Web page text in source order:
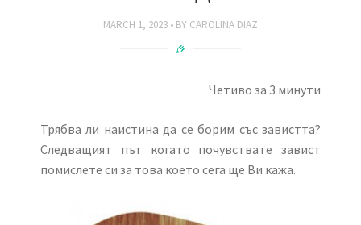
MARCH 1, 2023 BY CAROLINA DIAZ
Четиво за 3 минути
Трябва ли наистина да се борим със завистта?
Следващият път когато почувствате завист
помислете си за това което сега ще Ви кажа.